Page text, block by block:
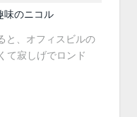
味のニコル
と、オフィスビルの
て寂しげでロンド